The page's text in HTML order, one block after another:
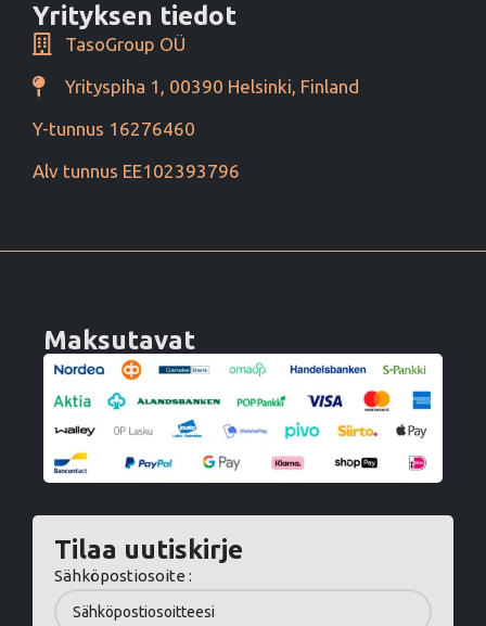
Yrityksen tiedot
TasoGroup OÜ
Yrityspiha 1, 00390 Helsinki, Finland
Y-tunnus 16276460
Alv tunnus EE102393796
Maksutavat
Tilaa uutiskirje
Sähköpostiosoite :